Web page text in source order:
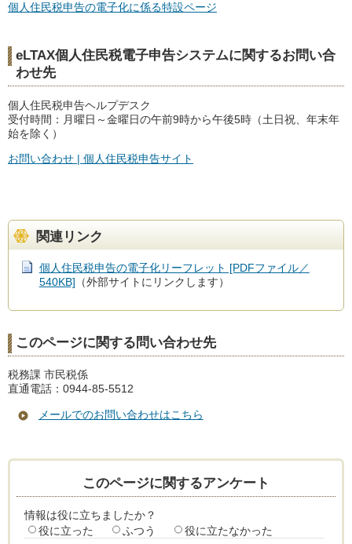
個人住民税申告の電子化に係る特設ページ
eLTAX個人住民税電子申告システムに関するお問い合
わせ先
個人住民税申告ヘルプデスク
受付時間：月曜日～金曜日の午前9時から午後5時 （土日祝、年末年
始を除く）
お問い合わせ | 個人住民税申告サイト
関連リンク
個人住民税申告の電子化リーフレット [PDFファイル／
540KB] （外部サイトにリンクします）
このページに関する問い合わせ先
税務課 市民税係
直通電話：0944-85-5512
メールでのお問い合わせはこちら
このページに関するアンケート
情報は役に立ちましたか？
役に立った
ふつう
役に立たなかった